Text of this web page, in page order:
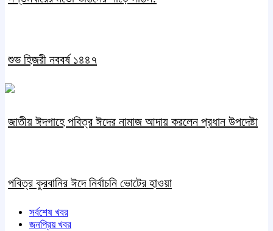
শুভ হিজরী নববর্ষ ১৪৪৭
জাতীয় ঈদগাহে পবিত্র ঈদের নামাজ আদায় করলেন প্রধান উপদেষ্টা
পবিত্র কুরবানির ঈদে নির্বাচনি ভোটের হাওয়া
সর্বশেষ খবর
জনপ্রিয় খবর